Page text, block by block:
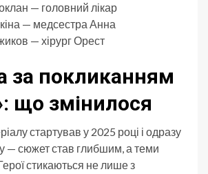
— головний лікар
— медсестра Анна
— хірург Орест
за покликанням
що змінилося
стартував у 2025 році і одразу
— сюжет став глибшим, а теми
стикаються не лише з